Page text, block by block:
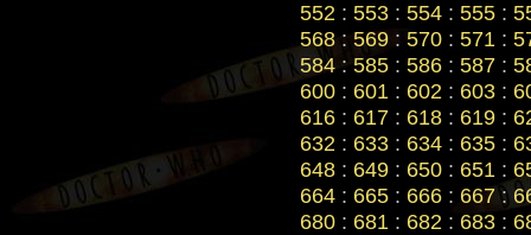
552 : 553: 554: 555:
568: 569: 570: 571 :
584: 585: 586: 587:
600 : 601 : 602 : 603 :
616: 617: 618: 619:
632 : 633: 634: 635:
648: 649: 650: 651 :
664: 665: 666: 667:
680: 681 : 682 : 683: